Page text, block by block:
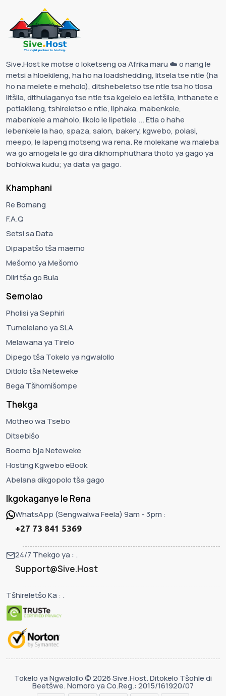
Sive.Host ke motse o loketseng oa Afrika maru ☁️ o nang le
metsi a hloekileng, ha ho na loadshedding, litsela tse ntle (ha
ho na melete e meholo), ditshebeletso tse ntle tsa ho tlosa
litšila, dithulaganyo tse ntle tsa kgelelo ea letšila, inthanete e
potlakileng, tshireletso e ntle, liphaka, mabenkele,
mabenkele a maholo, likolo le lipetlele ... Etla o hahe
lebenkele la hao, spaza, salon, bakery, kgwebo, polasi,
meepo, le lapeng motseng wa rena. Re molekane wa maleba
wa go amogela le go dira dikhomphuthara thoto ya gago ya
bohlokwa kudu; ya data ya gago.
Khamphani
Re Bomang
F.A.Q
Setsi sa Data
Dipapatšo tša maemo
Mešomo ya Mešomo
Diiri tša go Bula
Semolao
Pholisi ya Sephiri
Tumelelano ya SLA
Melawana ya Tirelo
Dipego tša Tokelo ya ngwalollo
Ditlolo tša Neteweke
Bega Tšhomišompe
Thekga
Motheo wa Tsebo
Ditsebišo
Boemo bja Neteweke
Hosting Kgwebo eBook
Abelana dikgopolo tša gago
Ikgokaganye le Rena
WhatsApp (Sengwalwa Feela) 9am - 3pm :
+27 73 841 5369
24/7 Thekgo ya : .
Support@Sive.Host
Tšhireletšo Ka : .
Tokelo ya Ngwalollo © 2026 Sive.Host. Ditokelo Tšohle di
Beetšwe. Nomoro ya Co.Reg.: 2015/161920/07